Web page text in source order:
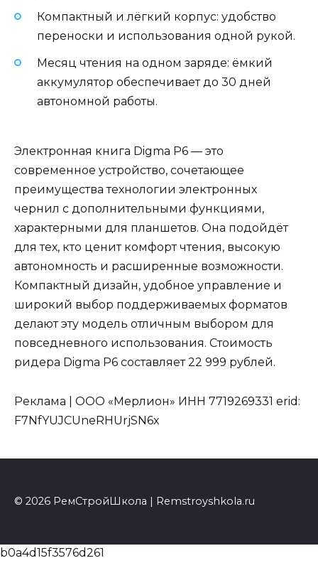
Компактный и лёгкий корпус: удобство
переноски и использования одной рукой.
Месяц чтения на одном заряде: ёмкий
аккумулятор обеспечивает до 30 дней
автономной работы.
Электронная книга Digma P6 — это
современное устройство, сочетающее
преимущества технологии электронных
чернил с дополнительными функциями,
характерными для планшетов. Она подойдёт
для тех, кто ценит комфорт чтения, высокую
автономность и расширенные возможности.
Компактный дизайн, удобное управление и
широкий выбор поддерживаемых форматов
делают эту модель отличным выбором для
повседневного использования. Стоимость
ридера Digma P6 составляет 22 999 рублей.
Реклама | ООО «Мерлион» ИНН 7719269331 erid:
F7NfYUJCUneRHUrjSN6x
© 2026 РемСтройШкола | Remstroyshkola.ru
b0a4d15f3576d261